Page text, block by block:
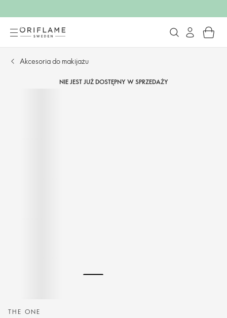
Akcesoria do makijażu
NIE JEST JUŻ DOSTĘPNY W SPRZEDAŻY
THE ONE